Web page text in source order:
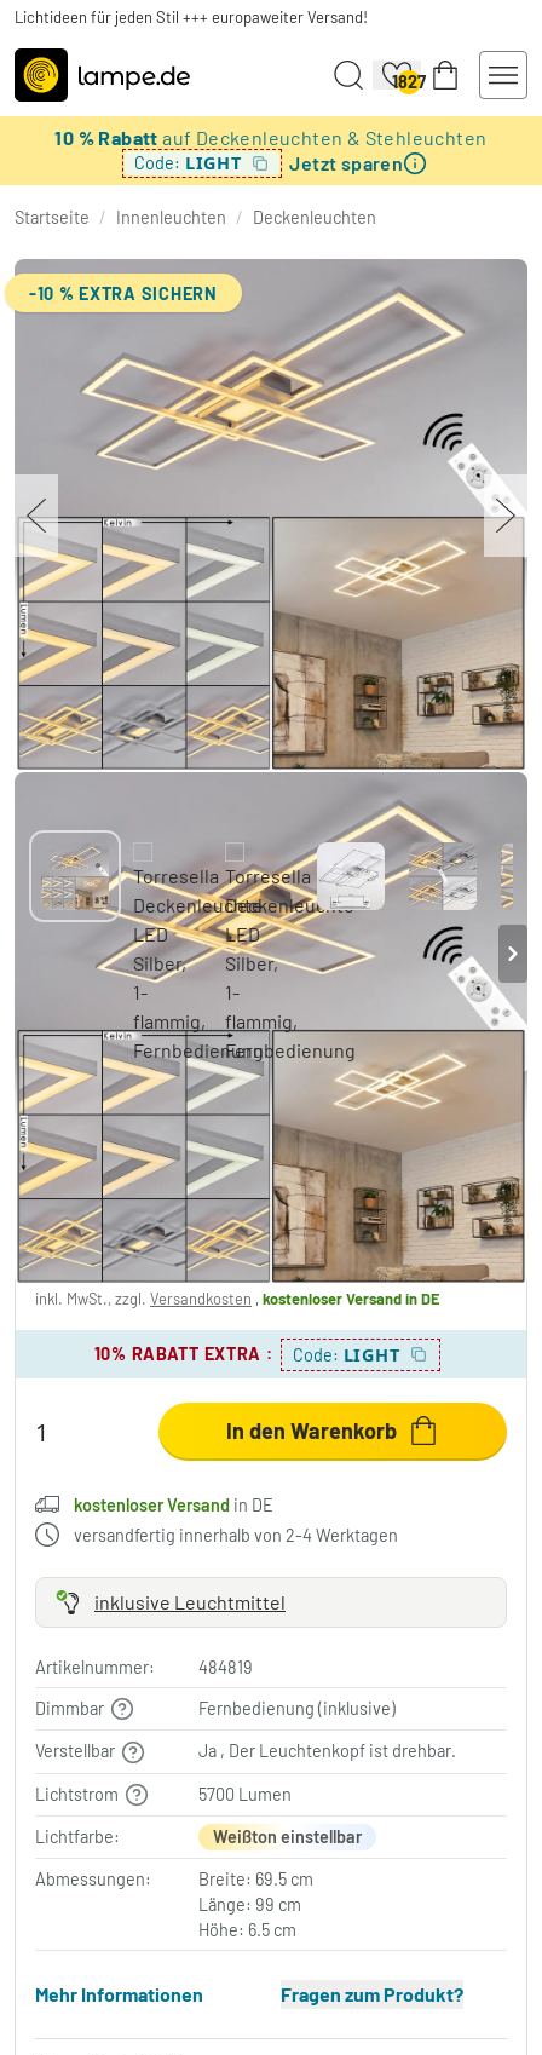
Lichtideen für jeden Stil +++ europaweiter Versand!
1827
10 % Rabattauf Deckenleuchten & Stehleuchten
Code: LIGHT Jetzt sparen
Startseite / Innenleuchten / Deckenleuchten
-10 % EXTRA SICHERN
Torresella Deckenleuchte LED Silber, 1-
flammig, Fernbedienung
-31% 149,99 €
Sie sparen 70,00 € UVP:219,99 €
inkl. MwSt., zzgl. Versandkosten ,kostenloser Versandin DE
10% RABATT EXTRA : Code: LIGHT
In den Warenkorb
kostenloser Versand in DE
versandfertig innerhalb von 2-4 Werktagen
inklusive Leuchtmittel
Artikelnummer:
484819
Dimmbar
Fernbedienung (inklusive)
Verstellbar Ja , Der Leuchtenkopf ist drehbar.
Lichtstrom 5700 Lumen
Lichtfarbe: Weißton einstellbar
Abmessungen:
Breite: 69.5 cm
Länge: 99 cm
Höhe: 6.5 cm
Mehr Informationen Fragen zum Produkt?